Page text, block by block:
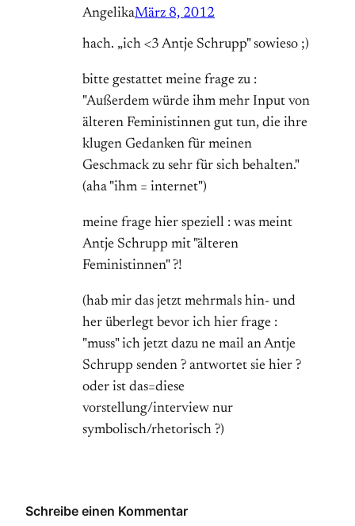
AngelikaMärz 8, 2012
hach. „ich <3 Antje Schrupp" sowieso ;)
bitte gestattet meine frage zu :
"Außerdem würde ihm mehr Input von
älteren Feministinnen gut tun, die ihre
klugen Gedanken für meinen
Geschmack zu sehr für sich behalten."
(aha "ihm = internet")
meine frage hier speziell : was meint
Antje Schrupp mit "älteren
Feministinnen" ?!
(hab mir das jetzt mehrmals hin- und
her überlegt bevor ich hier frage :
"muss" ich jetzt dazu ne mail an Antje
Schrupp senden ? antwortet sie hier ?
oder ist das=diese
vorstellung/interview nur
symbolisch/rhetorisch ?)
Schreibe einen Kommentar